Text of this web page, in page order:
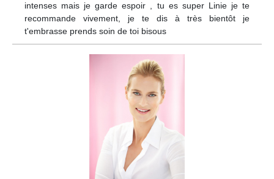
intenses mais je garde espoir , tu es super Linie je te
recommande vivement, je te dis à très bientôt je
t'embrasse prends soin de toi bisous